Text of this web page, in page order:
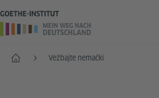
Početak Vežbajte nemački